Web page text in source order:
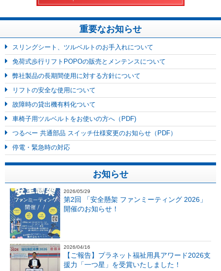
重要なお知らせ
スリングシート、ツルベルトのお手入れについて
免荷式歩行リフトPOPOの販売とメンテンスについて
弊社製品の長期間使用に対する方針について
リフトの安全な使用について
故障時の貸出機有料化ついて
車椅子用ツルベルトをお使いの方へ（PDF)
つるべー 共通部品 スイッチ仕様変更のお知らせ（PDF）
停電・緊急時の対応
お知らせ
2026/05/29
第2回 「安全懸架 ファンミーティング 2026」
開催のお知らせ！
2026/04/16
【ご報告】プラネット福祉用具アワード2026支
援力「一つ星」を受賞いたしました！